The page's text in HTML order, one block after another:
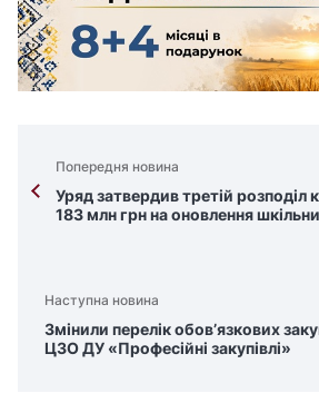
Попередня новина
Уряд затвердив третій розподіл
183 млн грн на оновлення
Наступна новина
Змінили перелік обов’язкових
ЦЗО ДУ «Професійні закупівлі»